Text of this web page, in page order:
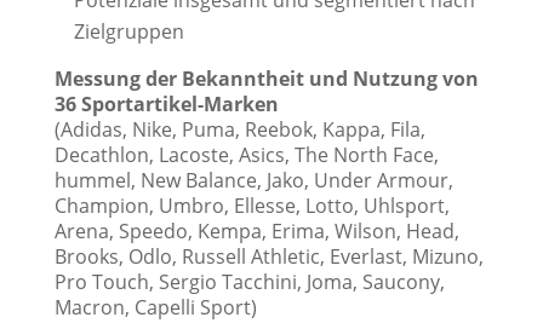
Zielgruppen
Messung der Bekanntheit und Nutzung von
36 Sportartikel-Marken
(Adidas, Nike, Puma, Reebok, Kappa, Fila,
Decathlon, Lacoste, Asics, The North Face,
hummel, New Balance, Jako, Under Armour,
Champion, Umbro, Ellesse, Lotto, Uhlsport,
Arena, Speedo, Kempa, Erima, Wilson, Head,
Brooks, Odlo, Russell Athletic, Everlast, Mizuno,
Pro Touch, Sergio Tacchini, Joma, Saucony,
Macron, Capelli Sport)